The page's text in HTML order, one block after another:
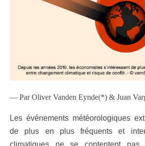
— Par Oliver Vanden Eynde(*) & Juan
Les événements météorologiques
de plus en plus fréquents et